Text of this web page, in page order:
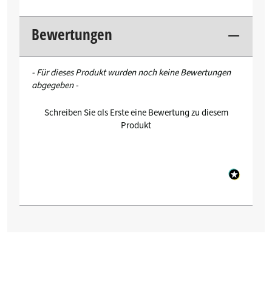
Bewertungen
- Für dieses Produkt wurden noch keine Bewertungen
abgegeben -
Schreiben Sie als Erste eine Bewertung zu diesem
Produkt
New content loaded